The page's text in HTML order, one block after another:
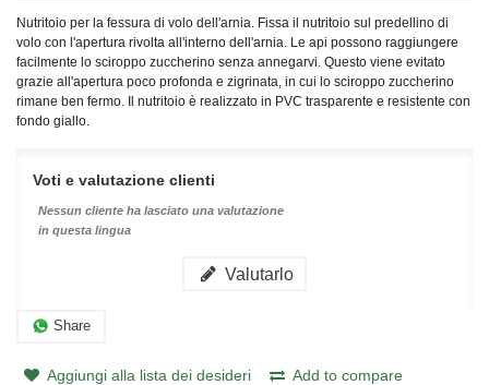
Nutritoio per la fessura di volo dell'arnia. Fissa il nutritoio sul predellino di
volo con l'apertura rivolta all'interno dell'arnia. Le api possono raggiungere
facilmente lo sciroppo zuccherino senza annegarvi. Questo viene evitato
grazie all'apertura poco profonda e zigrinata, in cui lo sciroppo zuccherino
rimane ben fermo. Il nutritoio è realizzato in PVC trasparente e resistente con
fondo giallo.
Voti e valutazione clienti
Nessun cliente ha lasciato una valutazione
in questa lingua
Valutarlo
Share
Aggiungi alla lista dei desideri
Add to compare